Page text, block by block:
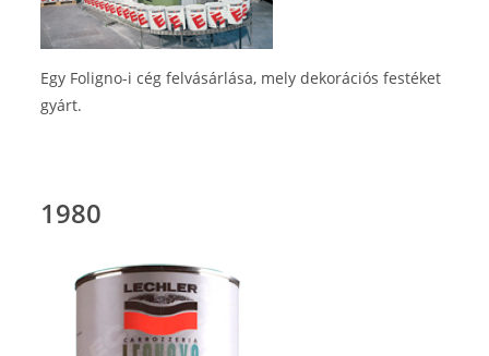
Egy Foligno-i cég felvásárlása, mely dekorációs festéket
gyárt.
1980